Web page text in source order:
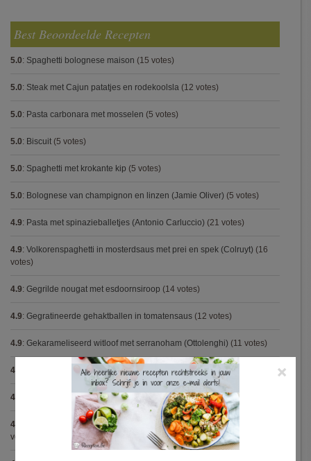
Best Beoordeelde Recepten
5.0: Spaghetti bolognese maison (15 votes)
5.0: Steak met Cajun patatjes en rodekoolsla (12 votes)
5.0: Pasta carbonara met mosselen (5 votes)
5.0: Biscuit (5 votes)
5.0: Spaghetti met krokante kip (5 votes)
5.0: Bolognese van champignon en linzen (Jamie Oliver) (5 votes)
4.9: Pasta met spinazieballetjes (Antonio Carluccio) (21 votes)
4.9: Volkorenspaghetti in mosterdsaus met prei en spek (Colruyt) (16
votes)
4.9: Gegrilde nougat met esdoornsiroop (14 votes)
4.9: Gegratineerde gehaktballen in tomatensaus (12 votes)
4.9: Gekarameliseerd witloof met serranoham (Ottolenghi) (11 votes)
4.9 Pizza chicken BBQ(11 votes)
4.9 Steak chimichurri (Gordon Ramsay) (10 votes)
4.9 Aspergepuree met garnalen en zure room (Piet Huysentruyt)
votes)
×